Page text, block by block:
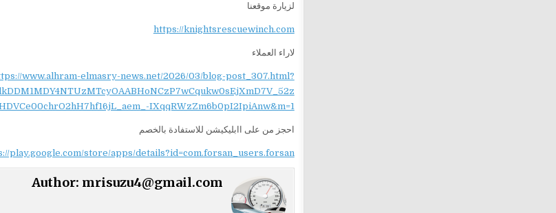
لزيارة موقعنا
https://knightsrescuewinch.com
لاراء العملاء
www.alhram-elmasry-news.net/2026/03/blog-post_307.html?
IXqqRWzZm6b0pI2IpiAnw&m=1
احجز من على اابليكيشن للاستفادة بالخصم
play.google.com/store/apps/details?id=com.forsan_users.forsan
Author: mrisuzu4@gmail.com